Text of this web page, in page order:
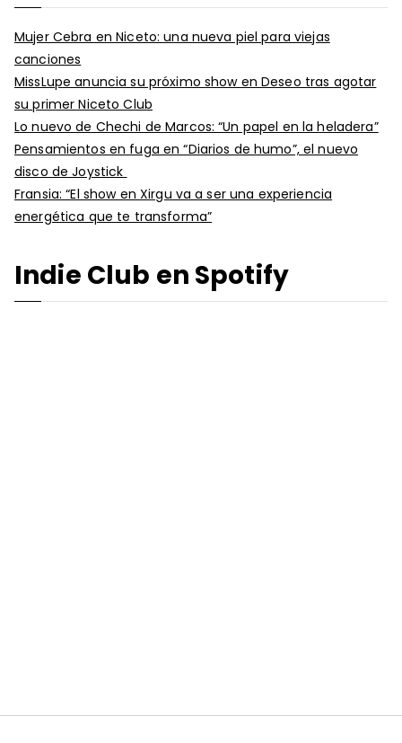
Mujer Cebra en Niceto: una nueva piel para viejas
canciones
MissLupe anuncia su próximo show en Deseo tras agotar
su primer Niceto Club
Lo nuevo de Chechi de Marcos: “Un papel en la heladera”
Pensamientos en fuga en “Diarios de humo”, el nuevo
disco de Joystick
Fransia: “El show en Xirgu va a ser una experiencia
energética que te transforma”
Indie Club en Spotify